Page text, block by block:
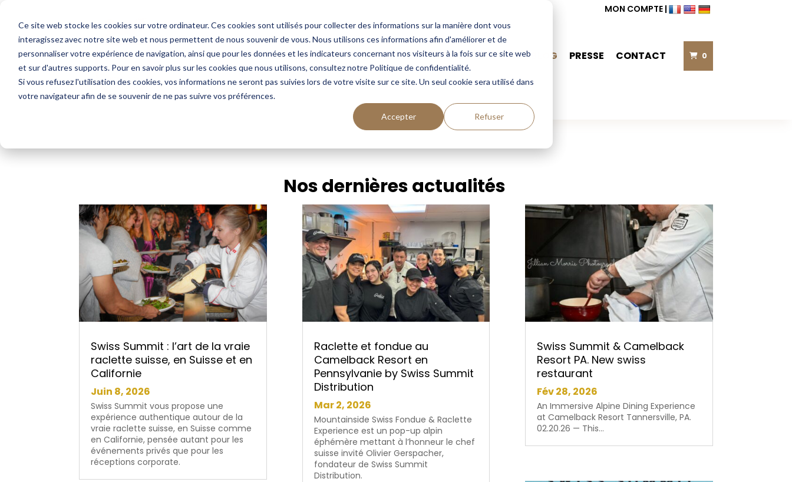
Ce site web stocke les cookies sur votre ordinateur. Ces cookies sont utilisés pour collecter des informations sur la manière dont vous
interagissez avec notre site web et nous permettent de nous souvenir de vous. Nous utilisons ces informations afin d'améliorer et de
personnaliser votre expérience de navigation, ainsi que pour les données et les indicateurs concernant nos visiteurs à la fois sur ce site web
et sur d'autres supports. Pour en savoir plus sur les cookies que nous utilisons, consultez notre Politique de confidentialité.
Si vous refusez l'utilisation des cookies, vos informations ne seront pas suivies lors de votre visite sur ce site. Un seul cookie sera utilisé dans
votre navigateur afin de se souvenir de ne pas suivre vos préférences.
Accepter Refuser
MON COMPTE|
COMMANDER MANGER CUSTOMISER SWISS SUMMIT USA BLOG PRESSE CONTACT 0
Nos dernières actualités
Swiss Summit : l’art de la vraie
raclette suisse, en Suisse et en
Californie
Juin 8, 2026
Swiss Summit vous propose une
expérience authentique autour de la
vraie raclette suisse, en Suisse comme
en Californie, pensée autant pour les
événements privés que pour les
réceptions corporate.
Raclette et fondue au
Camelback Resort en
Pennsylvanie by Swiss Summit
Distribution
Mar 2, 2026
Mountainside Swiss Fondue & Raclette
Experience est un pop-up alpin
éphémère mettant à l’honneur le chef
suisse invité Olivier Gerspacher,
fondateur de Swiss Summit
Distribution.
Swiss Summit & Camelback
Resort PA. New swiss
restaurant
Fév 28, 2026
An Immersive Alpine Dining Experience
at Camelback Resort Tannersville, PA.
02.20.26 — This...